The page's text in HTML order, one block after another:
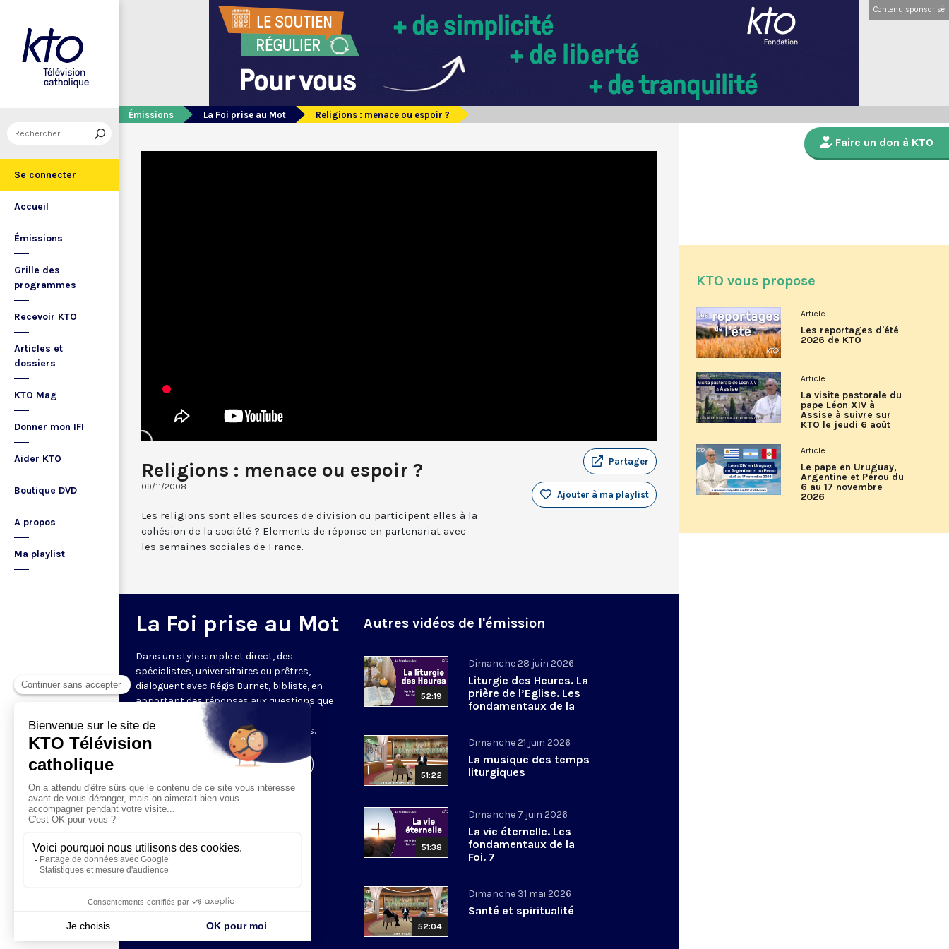
Se connecter
Accueil
Émissions
Grille des
programmes
Recevoir KTO
Articles et
dossiers
KTO Mag
Donner mon IFI
Aider KTO
Boutique DVD
A propos
Ma playlist
Contenu sponsorisé
Émissions La Foi prise au Mot Religions : menace ou espoir ?
Religions : menace ou espoir ?
09/11/2008
Partager
Ajouter à ma playlist
Les religions sont elles sources de division ou participent elles à la
cohésion de la société ? Elements de réponse en partenariat avec
les semaines sociales de France.
La Foi prise au Mot
Dans un style simple et direct, des
spécialistes, universitaires ou prêtres,
dialoguent avec Régis Burnet, bibliste, en
apportant des réponses aux questions que
nous pouvons nous poser sur la foi, la
liturgie, de grandes figures chrétiennes.
Visiter la page de l'émission
Autres vidéos de l'émission
52:19
Dimanche 28 juin 2026
Liturgie des Heures. La
prière de l’Eglise. Les
fondamentaux de la
51:22
Dimanche 21 juin 2026
La musique des temps
liturgiques
51:38
Dimanche 7 juin 2026
La vie éternelle. Les
fondamentaux de la
Foi. 7
52:04
Dimanche 31 mai 2026
Santé et spiritualité
Faire un don à KTO
KTO vous propose
Article
Les reportages d'été
2026 de KTO
Article
La visite pastorale du
pape Léon XIV à
Assise à suivre sur
KTO le jeudi 6 août
Article
Le pape en Uruguay,
Argentine et Pérou du
6 au 17 novembre
2026